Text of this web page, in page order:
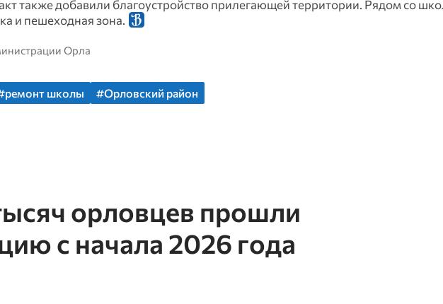
также добавили благоустройство прилегающей территории. Рядом со
и пешеходная зона.
Орла
школы #Орловский район
орловцев прошли
с начала 2026 года